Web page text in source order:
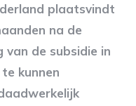
plaatsvindt
na de
van de subsidie in
kunnen